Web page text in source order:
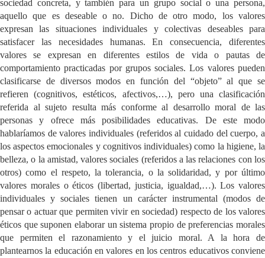
sociedad concreta, y también para un grupo social o una persona,
aquello que es deseable o no. Dicho de otro modo, los valores
expresan las situaciones individuales y colectivas deseables para
satisfacer las necesidades humanas. En consecuencia, diferentes
valores se expresan en diferentes estilos de vida o pautas de
comportamiento practicadas por grupos sociales. Los valores pueden
clasificarse de diversos modos en función del “objeto” al que se
refieren (cognitivos, estéticos, afectivos,…), pero una clasificación
referida al sujeto resulta más conforme al desarrollo moral de las
personas y ofrece más posibilidades educativas. De este modo
hablaríamos de valores individuales (referidos al cuidado del cuerpo, a
los aspectos emocionales y cognitivos individuales) como la higiene, la
belleza, o la amistad, valores sociales (referidos a las relaciones con los
otros) como el respeto, la tolerancia, o la solidaridad, y por último
valores morales o éticos (libertad, justicia, igualdad,…). Los valores
individuales y sociales tienen un carácter instrumental (modos de
pensar o actuar que permiten vivir en sociedad) respecto de los valores
éticos que suponen elaborar un sistema propio de preferencias morales
que permiten el razonamiento y el juicio moral. A la hora de
plantearnos la educación en valores en los centros educativos conviene